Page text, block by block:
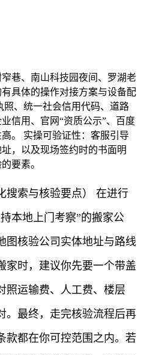
巷、南山科技园夜间、罗湖老
具体的操作对接方案与设备配
、统一社会信用代码、道路
信用、官网“资质公示”、百度
。 实操可验证性：客服引导
，以及现场签约时的书面明
要素。
搜索与核验要点） 在进行
本地上门考察”的搬家公
图核验公司实体地址与路线
家时，建议你先要一个带盖
照运输费、人工费、楼层
。最终，走完核验流程后再
款都在你可控范围之内。若